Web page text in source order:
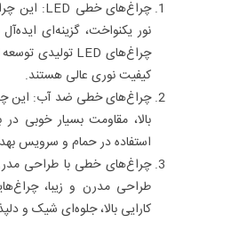
چراغ‌های خطی LED
: این
نور یکنواخت، گزینه‌ای
چراغ‌های LED تولیدی توسعه
کیفیت نوری عالی هستند.
چراغ‌های خطی ضد آب: این
بالا، مقاومت بسیار خوبی
استفاده در حمام و سرویس
چراغ‌های خطی با طراحی
طراحی مدرن و زیبا،
کارایی بالا، جلوه‌ای شیک و